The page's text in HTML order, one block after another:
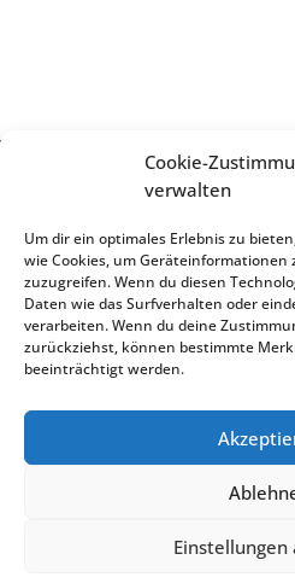
Cookie-
verwalten
Um dir ein optimales Erlebnis zu
wie Cookies, um
zuzugreifen. Wenn du diesen
Daten wie das Surfverhalten oder
verarbeiten. Wenn du deine
zurückziehst, können bestimmte
beeinträchtigt werden.
Einstellungen
Datenschutz